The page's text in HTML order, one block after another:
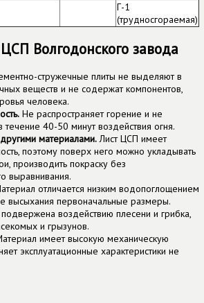
Г-1
(трудносгораемая)
Волгодонского завода
стружечные плиты не выделяют в
веществ и не содержат компонентов,
человека.
Не распространяет горение и не
течение 40-50 минут воздействия огня.
материалами.Лист ЦСП имеет
поэтому поверх него можно укладывать
производить покраску без
выравнивания.
отличается низким водопоглощением
высыхания первоначальные размеры.
воздействию плесени и грибка,
и грызунов.
имеет высокую механическую
эксплуатационные характеристики не